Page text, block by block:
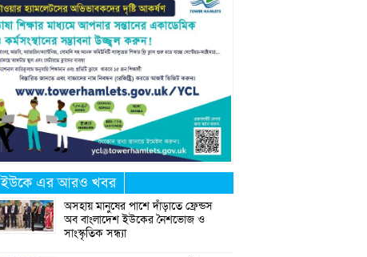
ইউকে এর আরও খবর
অসহায় মানুষের পাশে দাঁড়াতে ফ্রেন্ডস
অব বাংলাদেশ ইউকের নৈশভোজ ও
সাংস্কৃতিক সন্ধ্যা